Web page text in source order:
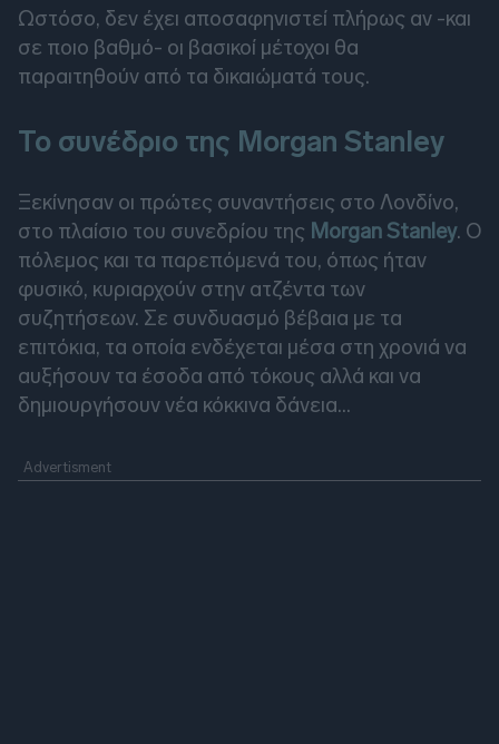
Ωστόσο, δεν έχει αποσαφηνιστεί πλήρως αν -και
σε ποιο βαθμό- οι βασικοί μέτοχοι θα
παραιτηθούν από τα δικαιώματά τους.
Το συνέδριο της Morgan Stanley
Ξεκίνησαν οι πρώτες συναντήσεις στο Λονδίνο,
στο πλαίσιο του συνεδρίου της Morgan Stanley. Ο
πόλεμος και τα παρεπόμενά του, όπως ήταν
φυσικό, κυριαρχούν στην ατζέντα των
συζητήσεων. Σε συνδυασμό βέβαια με τα
επιτόκια, τα οποία ενδέχεται μέσα στη χρονιά να
αυξήσουν τα έσοδα από τόκους αλλά και να
δημιουργήσουν νέα κόκκινα δάνεια...